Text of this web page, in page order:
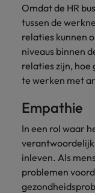
Omdat de HR
tussen de
relaties kunnen
niveaus binnen
relaties zijn, hoe
te werken met
Empathie
In een rol waar
inleven. Als
problemen